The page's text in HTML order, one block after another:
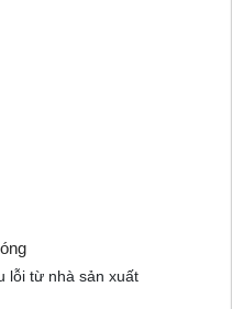
lỗi từ nhà sản xuất